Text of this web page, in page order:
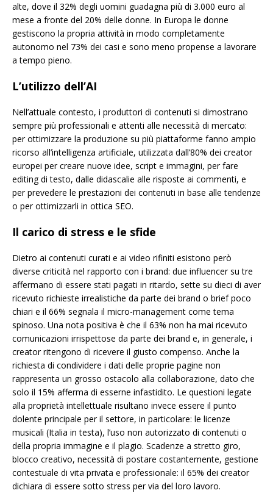
alte, dove il 32% degli uomini guadagna più di 3.000 euro al
mese a fronte del 20% delle donne. In Europa le donne
gestiscono la propria attività in modo completamente
autonomo nel 73% dei casi e sono meno propense a lavorare
a tempo pieno.
L’utilizzo dell’AI
Nell’attuale contesto, i produttori di contenuti si dimostrano
sempre più professionali e attenti alle necessità di mercato:
per ottimizzare la produzione su più piattaforme fanno ampio
ricorso all’intelligenza artificiale, utilizzata dall’80% dei creator
europei per creare nuove idee, script e immagini, per fare
editing di testo, dalle didascalie alle risposte ai commenti, e
per prevedere le prestazioni dei contenuti in base alle tendenze
o per ottimizzarli in ottica SEO.
Il carico di stress e le sfide
Dietro ai contenuti curati e ai video rifiniti esistono però
diverse criticità nel rapporto con i brand: due influencer su tre
affermano di essere stati pagati in ritardo, sette su dieci di aver
ricevuto richieste irrealistiche da parte dei brand o brief poco
chiari e il 66% segnala il micro-management come tema
spinoso. Una nota positiva è che il 63% non ha mai ricevuto
comunicazioni irrispettose da parte dei brand e, in generale, i
creator ritengono di ricevere il giusto compenso. Anche la
richiesta di condividere i dati delle proprie pagine non
rappresenta un grosso ostacolo alla collaborazione, dato che
solo il 15% afferma di esserne infastidito. Le questioni legate
alla proprietà intellettuale risultano invece essere il punto
dolente principale per il settore, in particolare: le licenze
musicali (Italia in testa), l’uso non autorizzato di contenuti o
della propria immagine e il plagio. Scadenze a stretto giro,
blocco creativo, necessità di postare costantemente, gestione
contestuale di vita privata e professionale: il 65% dei creator
dichiara di essere sotto stress per via del loro lavoro.